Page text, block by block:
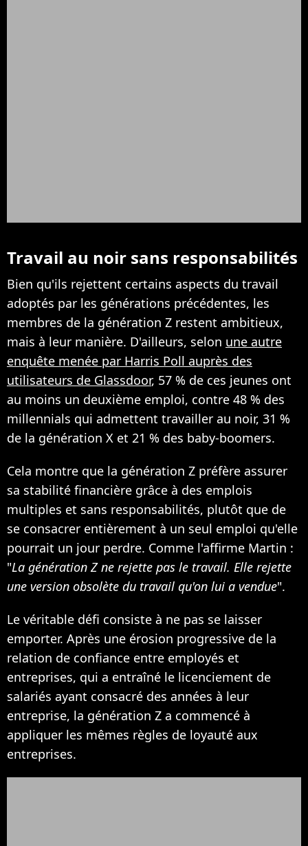
Travail au noir sans responsabilités
Bien qu'ils rejettent certains aspects du travail
adoptés par les générations précédentes, les
membres de la génération Z restent ambitieux,
mais à leur manière. D'ailleurs, selon une autre
enquête menée par Harris Poll auprès des
utilisateurs de Glassdoor, 57 % de ces jeunes ont
au moins un deuxième emploi, contre 48 % des
millennials qui admettent travailler au noir, 31 %
de la génération X et 21 % des baby-boomers.
Cela montre que la génération Z préfère assurer
sa stabilité financière grâce à des emplois
multiples et sans responsabilités, plutôt que de
se consacrer entièrement à un seul emploi qu'elle
pourrait un jour perdre. Comme l'affirme Martin :
"La génération Z ne rejette pas le travail. Elle rejette
une version obsolète du travail qu'on lui a vendue".
Le véritable défi consiste à ne pas se laisser
emporter. Après une érosion progressive de la
relation de confiance entre employés et
entreprises, qui a entraîné le licenciement de
salariés ayant consacré des années à leur
entreprise, la génération Z a commencé à
appliquer les mêmes règles de loyauté aux
entreprises.